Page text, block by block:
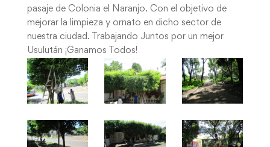
pasaje de Colonia el Naranjo. Con el objetivo de
mejorar la limpieza y ornato en dicho sector de
nuestra ciudad. Trabajando Juntos por un mejor
Usulután ¡Ganamos Todos!